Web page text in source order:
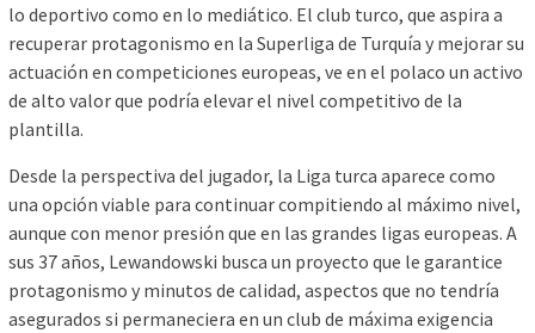
lo deportivo como en lo mediático. El club turco, que aspira a
recuperar protagonismo en la Superliga de Turquía y mejorar su
actuación en competiciones europeas, ve en el polaco un activo
de alto valor que podría elevar el nivel competitivo de la
plantilla.
Desde la perspectiva del jugador, la Liga turca aparece como
una opción viable para continuar compitiendo al máximo nivel,
aunque con menor presión que en las grandes ligas europeas. A
sus 37 años, Lewandowski busca un proyecto que le garantice
protagonismo y minutos de calidad, aspectos que no tendría
asegurados si permaneciera en un club de máxima exigencia